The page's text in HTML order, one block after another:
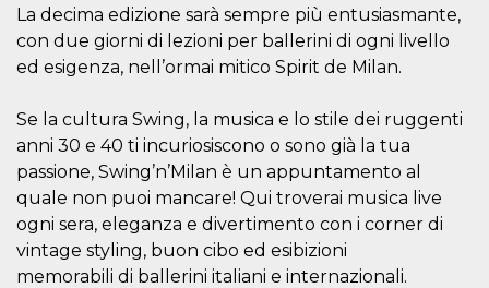
La decima edizione sarà sempre più entusiasmante,
con due giorni di lezioni per ballerini di ogni livello
ed esigenza, nell’ormai mitico Spirit de Milan.
Se la cultura Swing, la musica e lo stile dei ruggenti
anni 30 e 40 ti incuriosiscono o sono già la tua
passione, Swing’n’Milan è un appuntamento al
quale non puoi mancare! Qui troverai musica live
ogni sera, eleganza e divertimento con i corner di
vintage styling, buon cibo ed esibizioni
memorabili di ballerini italiani e internazionali.
Si tratta di un
generico
mantenere le
Normalmente è
generato in
modo casuale, il
modo in cui
viene utilizzato
specifico per il
mantenere uno